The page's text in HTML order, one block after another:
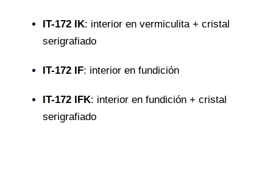
IT-172 IK: interior en vermiculita + cristal
serigrafiado
IT-172 IF: interior en fundición
IT-172 IFK: interior en fundición + cristal
serigrafiado